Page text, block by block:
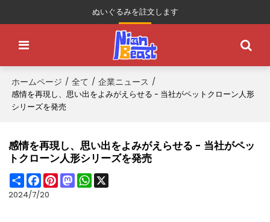
ぬいぐるみを註文します
ホームページ / 全て / 企業ニュース /
感情を再現し、思い出をよみがえらせる - 当社がペットクローン人形
シリーズを発売
感情を再現し、思い出をよみがえらせる - 当社がペッ
トクローン人形シリーズを発売
ShareFacebook
PinterestMastodonWhatsApp
2024/7/20